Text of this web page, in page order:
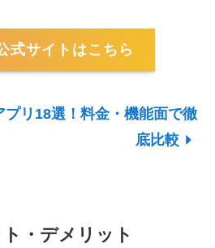
式サイトはこちら
プリ18選！料金・機能面で徹
底比較
・デメリット